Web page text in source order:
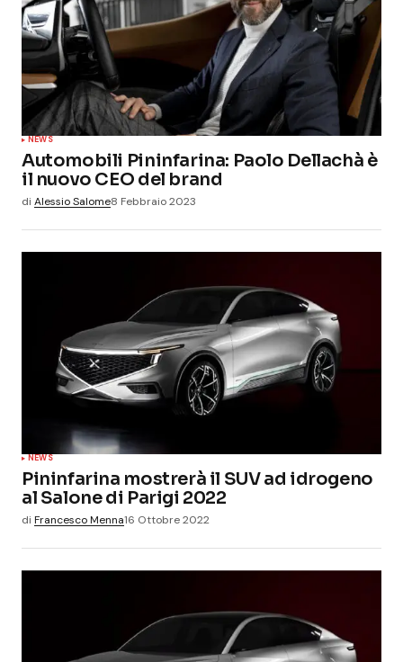
NEWS
Automobili Pininfarina: Paolo Dellachà è
il nuovo CEO del brand
di Alessio Salome8 Febbraio 2023
NEWS
Pininfarina mostrerà il SUV ad idrogeno
al Salone di Parigi 2022
di Francesco Menna16 Ottobre 2022